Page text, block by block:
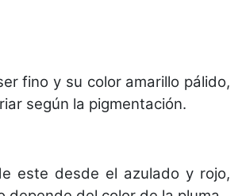
fino y su color amarillo pálido,
según la pigmentación.
este desde el azulado y rojo,